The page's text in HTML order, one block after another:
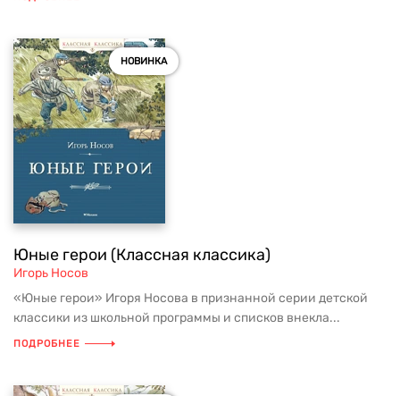
НОВИНКА
Юные герои (Классная классика)
Игорь Носов
«Юные герои» Игоря Носова в признанной серии детской
классики из школьной программы и списков внекла...
ПОДРОБНЕЕ